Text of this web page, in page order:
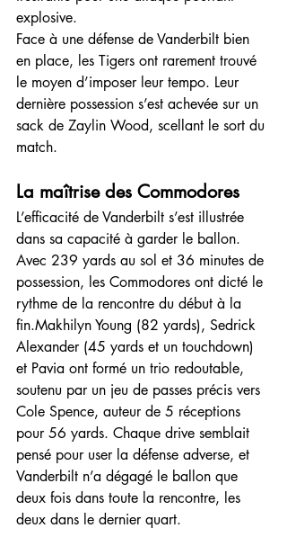
explosive.
Face à une défense de Vanderbilt bien
en place, les Tigers ont rarement trouvé
le moyen d’imposer leur tempo. Leur
dernière possession s’est achevée sur un
sack de Zaylin Wood, scellant le sort du
match.
La maîtrise des Commodores
L’efficacité de Vanderbilt s’est illustrée
dans sa capacité à garder le ballon.
Avec 239 yards au sol et 36 minutes de
possession, les Commodores ont dicté le
rythme de la rencontre du début à la
fin.Makhilyn Young (82 yards), Sedrick
Alexander (45 yards et un touchdown)
et Pavia ont formé un trio redoutable,
soutenu par un jeu de passes précis vers
Cole Spence, auteur de 5 réceptions
pour 56 yards. Chaque drive semblait
pensé pour user la défense adverse, et
Vanderbilt n’a dégagé le ballon que
deux fois dans toute la rencontre, les
deux dans le dernier quart.